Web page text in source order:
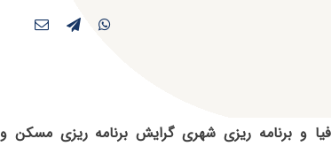
و برنامه ریزی شهری گرایش برنامه ریزی مسکن و